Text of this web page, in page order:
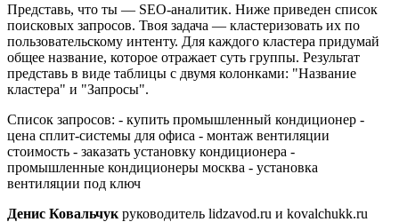
Представь, что ты — SEO-аналитик. Ниже приведен список
поисковых запросов. Твоя задача — кластеризовать их по
пользовательскому интенту. Для каждого кластера придумай
общее название, которое отражает суть группы. Результат
представь в виде таблицы с двумя колонками: "Название
кластера" и "Запросы".
Список запросов: - купить промышленный кондиционер -
цена сплит-системы для офиса - монтаж вентиляции
стоимость - заказать установку кондиционера -
промышленные кондиционеры москва - установка
вентиляции под ключ
Денис Ковальчук руководитель lidzavod.ru и kovalchukk.ru